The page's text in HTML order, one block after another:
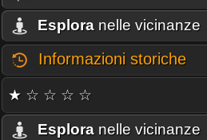
Esplora nelle vicinanze
Informazioni storiche
★ ☆ ☆ ☆ ☆
Esplora nelle vicinanze